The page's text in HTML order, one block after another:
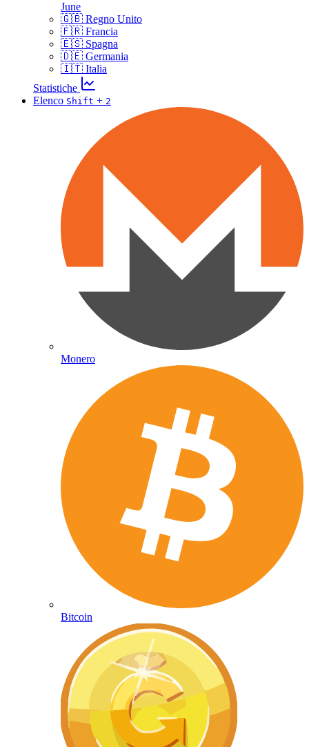
June
🇬🇧 Regno Unito
🇫🇷 Francia
🇪🇸 Spagna
🇩🇪 Germania
🇮🇹 Italia
Statistiche
Elenco Shift + 2
Monero
Bitcoin